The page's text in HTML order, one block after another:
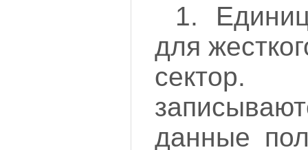
1.
для
данные